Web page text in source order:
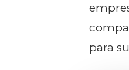
para